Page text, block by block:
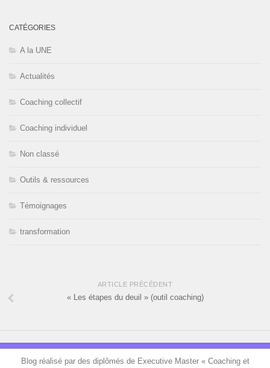
CATÉGORIES
A la UNE
Actualités
Coaching collectif
Coaching individuel
Non classé
Outils & ressources
Témoignages
transformation
ARTICLE PRÉCÉDENT
« Les étapes du deuil » (outil coaching)
Blog réalisé par des diplômés de Executive Master « Coaching et